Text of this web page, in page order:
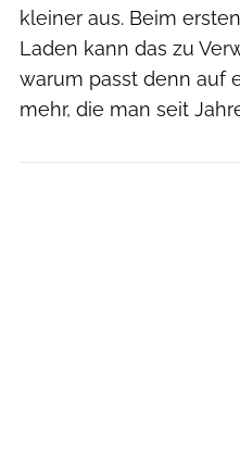
kleiner aus. Beim
Laden kann das zu
warum passt denn auf
mehr, die man seit